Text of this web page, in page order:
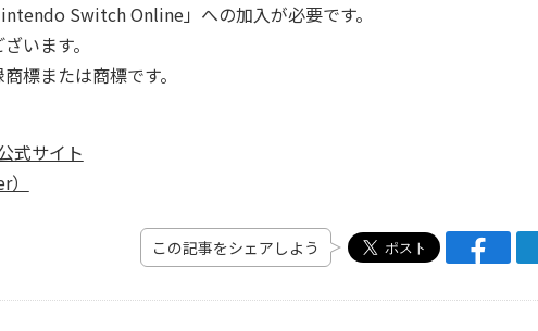
Switch Online」への加入が必要です。
います。
標または商標です。
式サイト
この記事をシェアしよう